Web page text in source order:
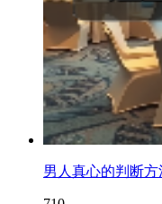
男人真心的判断